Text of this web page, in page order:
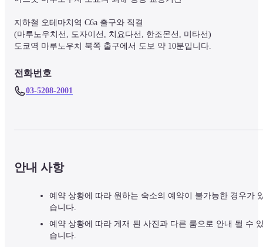
지하철 오테마치역 C6a 출구와 직결
(마루노우치선, 도자이선, 치요다선, 한조몬선, 미타선)
도쿄역 마루노우치 북쪽 출구에서 도보 약 10분입니다.
전화번호
03-5208-2001
안내 사항
예약 상황에 따라 원하는 숙소의 예약이 불가능한 경우가
습니다.
예약 상황에 따라 게재 된 사진과 다른 룸으로 안내 될 수
습니다.